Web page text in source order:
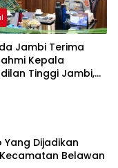
Jambi Terima
Kepala
Tinggi Jambi,
Dijadikan
Belawan